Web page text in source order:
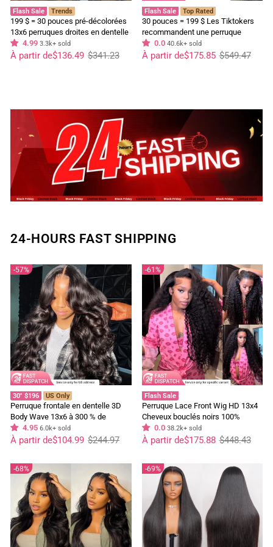
Flash Sale Trends
199 $ = 30 pouces pré-décolorées
13x6 perruques droites en dentelle
frontale cheveux humains 180%
densité HD transparentes sans
4.99 3.3k+ sold
Prix
régulier
$341.23
Prix
réduit
À partir de$136.49
Flash Sale Top Rated
30 pouces = 199 $ Les Tiktokers
recommandent une perruque
frontale en dentelle HD Body Wave
à 180 % de densité, pré-décolorée,
0.0 40.6k+ sold
Prix
régulier
$549.47
Prix
réduit
À partir de$175.85
24-HOURS FAST SHIPPING
57%
30" $196 US Only
Perruque frontale en dentelle 3D
Body Wave 13x6 à 300 % de
densité, pré-épilée, pré-décolorée,
pré-coupée, sans colle, aucun
4.95 6.0k+ sold
Prix
régulier
$244.97
Prix
réduit
À partir de$104.99
61%
Flash Sale
Perruque Lace Front Wig HD 13x4
Cheveux bouclés noirs 100%
cheveux humains vierges pré-
épilés - Geeta Hair
0.0 38.2k+ sold
Prix
régulier
$448.43
Prix
réduit
À partir de$175.88
68% 69%